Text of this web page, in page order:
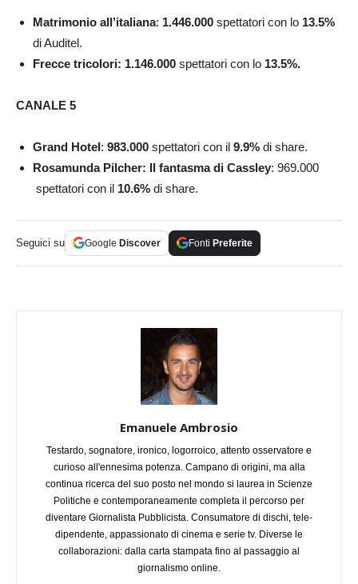
Matrimonio all’italiana: 1.446.000 spettatori con lo 13.5%
di Auditel.
Frecce tricolori: 1.146.000 spettatori con lo 13.5%.
CANALE 5
Grand Hotel: 983.000 spettatori con il 9.9% di share.
Rosamunda Pilcher: Il fantasma di Cassley: 969.000
spettatori con il 10.6% di share.
Seguici su Google Discover Fonti Preferite
Emanuele Ambrosio
Testardo, sognatore, ironico, logorroico, attento osservatore e
curioso all'ennesima potenza. Campano di origini, ma alla
continua ricerca del suo posto nel mondo si laurea in Scienze
Politiche e contemporaneamente completa il percorso per
diventare Giornalista Pubblicista. Consumatore di dischi, tele-
dipendente, appassionato di cinema e serie tv. Diverse le
collaborazioni: dalla carta stampata fino al passaggio al
giornalismo online.